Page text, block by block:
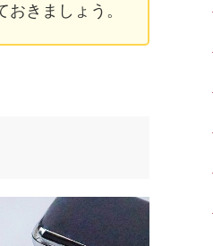
きましょう。